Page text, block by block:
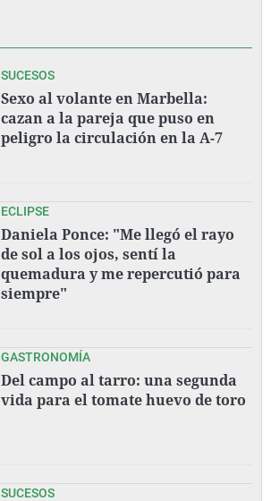
SUCESOS
Sexo al volante en Marbella:
cazan a la pareja que puso en
peligro la circulación en la A-7
ECLIPSE
Daniela Ponce: "Me llegó el rayo
de sol a los ojos, sentí la
quemadura y me repercutió para
siempre"
GASTRONOMÍA
Del campo al tarro: una segunda
vida para el tomate huevo de toro
SUCESOS